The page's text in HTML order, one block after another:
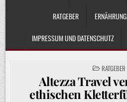
RATGEBER ERNÄHRUNG
IMPRESSUM UND DATENSCHUTZ
POSTED
IN
RATGEBER
Altezza Travel
ethischen